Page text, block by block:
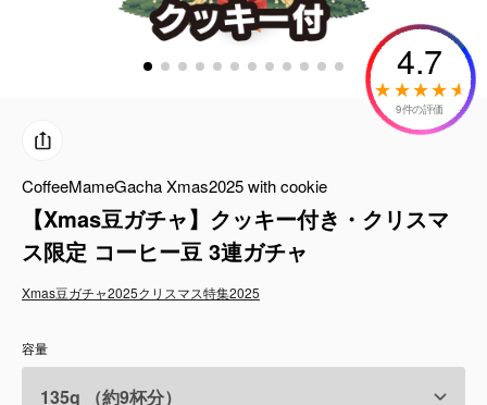
ギフトセット
リキッド
特集
卸販売
コーヒーのサブスク
4.7
9件の評価
CoffeeMameGacha Xmas2025 with cookie
【Xmas豆ガチャ】クッキー付き・クリスマ
ス限定 コーヒー豆 3連ガチャ
Xmas豆ガチャ2025クリスマス特集2025
容量